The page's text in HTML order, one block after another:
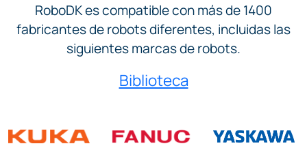
RoboDK es compatible con más de 1400
fabricantes de robots diferentes, incluidas las
siguientes marcas de robots.
Biblioteca